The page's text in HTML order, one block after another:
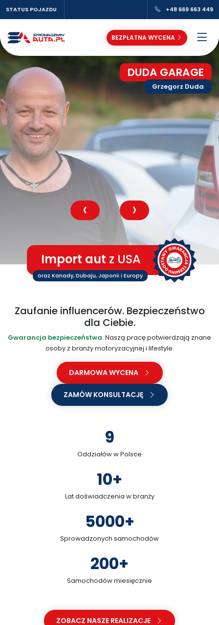
STATUS POJAZDU +48 669 663 449
BEZPŁATNA WYCENA
DUDA GARAGE
Grzegorz Duda
‹ ›
Import aut z USA
oraz Kanady, Dubaju, Japonii i Europy
Zaufanie influencerów. Bezpieczeństwo
dla Ciebie.
Gwarancja bezpieczeństwa.Naszą pracę potwierdzają znane
osoby z branży motoryzacyjnej i lifestyle.
DARMOWA WYCENA
ZAMÓW KONSULTACJĘ
9
Oddziałów w Polsce
10+
Lat doświadczenia w branży
5000+
Sprowadzonych samochodów
200+
Samochodów miesięcznie
ZOBACZ NASZE REALIZACJE